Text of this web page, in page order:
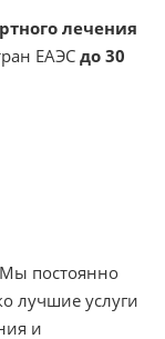
лечения
ЕАЭС до 30
постоянно
лучшие услуги
и